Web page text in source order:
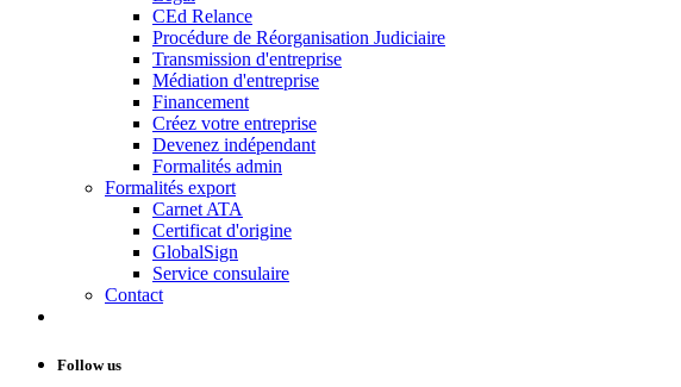
CEd Relance
Procédure de Réorganisation Judiciaire
Transmission d'entreprise
Médiation d'entreprise
Financement
Créez votre entreprise
Devenez indépendant
Formalités admin
Formalités export
Carnet ATA
Certificat d'origine
GlobalSign
Service consulaire
Contact
Follow us